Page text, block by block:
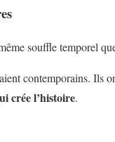
souffle temporel
contemporains. Ils
crée l’histoire.